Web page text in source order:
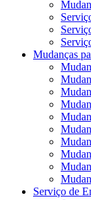
Mudanças
Serviço de